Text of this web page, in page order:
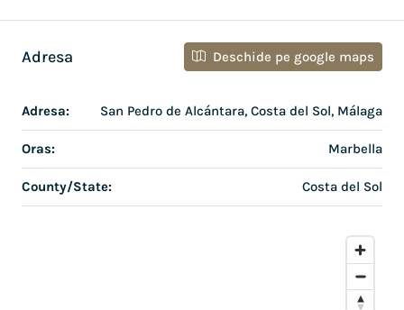
Adresa Deschide pe google maps
Adresa: San Pedro de Alcántara, Costa del Sol, Málaga
Oras: Marbella
County/State: Costa del Sol